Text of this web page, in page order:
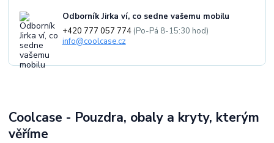
Odborník Jirka ví, co sedne vašemu mobilu
+420 777 057 774 (Po-Pá 8-15:30 hod)
info@coolcase.cz
Coolcase - Pouzdra, obaly a kryty, kterým
věříme